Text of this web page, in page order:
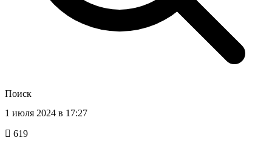
Поиск
1 июля 2024 в 17:27
619